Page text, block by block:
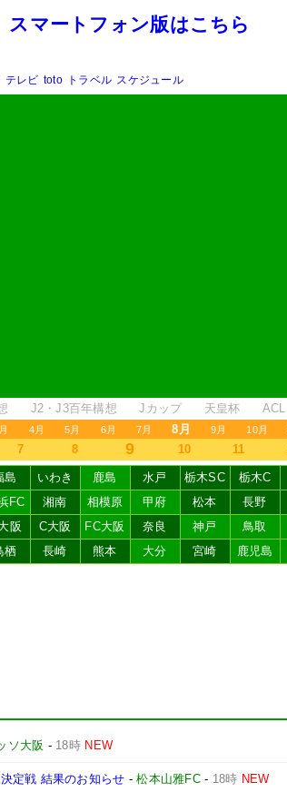
スマートフォン版はこちら
テレビ toto トラベル スケジュール
J2・J3百年構想 Jカップ 天皇杯 ACL
4月 5月 6月 7月 8月 9月 10月
7 8 9 10 11
島 いわき 鹿島 水戸 栃木SC 栃木C
FC 湘南 相模原 甲府 松本 長野
阪 C大阪 FC大阪 奈良 神戸 鳥取
栖 長崎 熊本 大分 宮崎 鹿児島
ソ大阪 - 18時 NEW
定戦 結果のお知らせ -松本山雅FC- 18時 NEW